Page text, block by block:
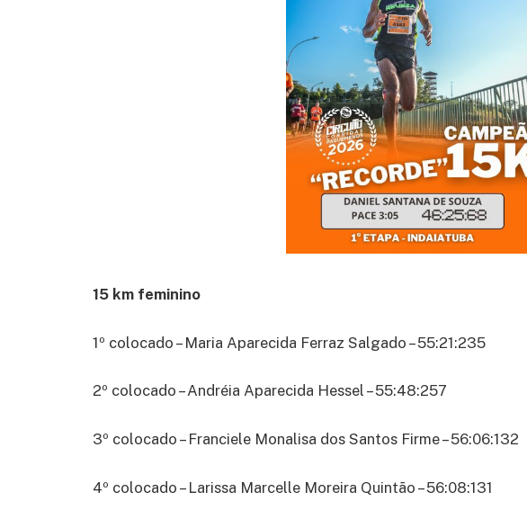
15 km feminino
1º colocado – Maria Aparecida Ferraz Salgado – 55:21:235
2º colocado – Andréia Aparecida Hessel – 55:48:257
3º colocado – Franciele Monalisa dos Santos Firme – 56:06:132
4º colocado – Larissa Marcelle Moreira Quintão – 56:08:131